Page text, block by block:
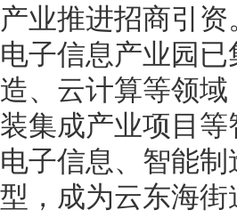
产业推进招商引
电子信息产业园
造、云计算等领
装集成产业项目
电子信息、智能
型，成为云东海